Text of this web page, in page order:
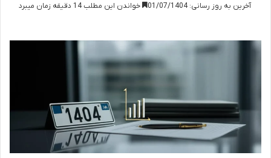
آخرین به روز رسانی: 01/07/1404 خواندن این مطلب 14 دقیقه زمان میبرد